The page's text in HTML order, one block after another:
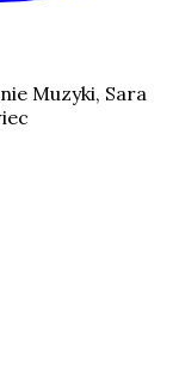
Muzyki, Sara